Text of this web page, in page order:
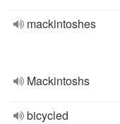
mackintoshes
Mackintoshs
bicycled